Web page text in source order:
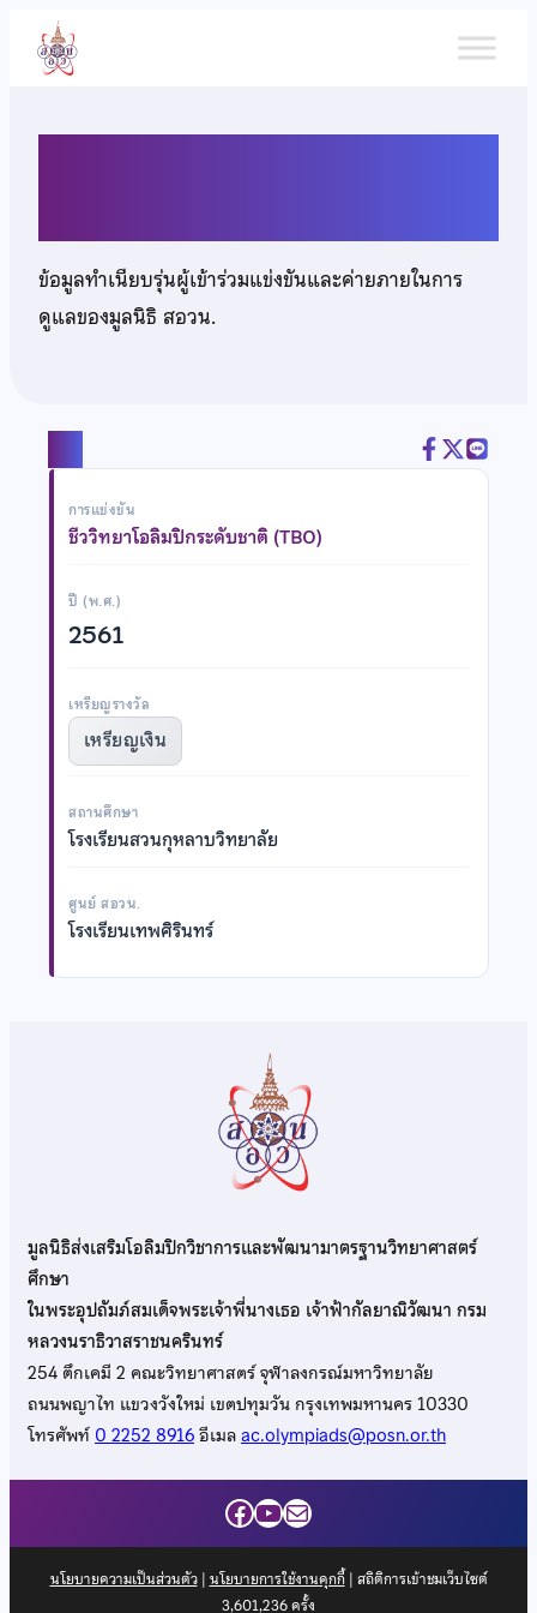
เนื้อหา
ข้อมูลทำเนียบรุ่นผู้เข้าร่วมแข่งขันและค่ายภายในการ
ดูแลของมูลนิธิ สอวน.
การแข่งขัน
ชีววิทยาโอลิมปิกระดับชาติ (TBO)
ปี (พ.ศ.)
2561
เหรียญรางวัล
เหรียญเงิน
สถานศึกษา
โรงเรียนสวนกุหลาบวิทยาลัย
ศูนย์ สอวน.
โรงเรียนเทพศิรินทร์
มูลนิธิส่งเสริมโอลิมปิกวิชาการและพัฒนามาตรฐานวิทยาศาสตร์
ศึกษา
ในพระอุปถัมภ์สมเด็จพระเจ้าพี่นางเธอ เจ้าฟ้ากัลยาณิวัฒนา กรม
หลวงนราธิวาสราชนครินทร์
254 ตึกเคมี 2 คณะวิทยาศาสตร์ จุฬาลงกรณ์มหาวิทยาลัย
ถนนพญาไท แขวงวังใหม่ เขตปทุมวัน กรุงเทพมหานคร 10330
โทรศัพท์0 2252 8916อีเมลac.olympiads@posn.or.th
Facebook
YouTube
Mail
นโยบายความเป็นส่วนตัว| นโยบายการใช้งานคุกกี้| สถิติการเข้าชมเว็บไซต์
3,601,236ครั้ง